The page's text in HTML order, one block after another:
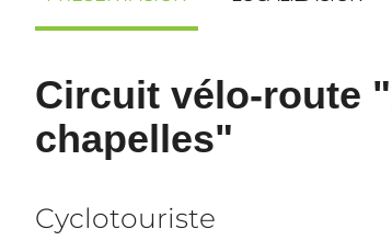
Circuit vélo-route
chapelles"
Cyclotouriste